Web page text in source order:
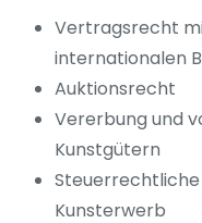
Vertragsrecht
internationalen
Auktionsrecht
Vererbung und
Kunstgütern
Kunsterwerb